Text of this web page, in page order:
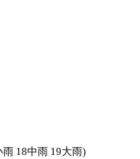
18中雨 19大雨)